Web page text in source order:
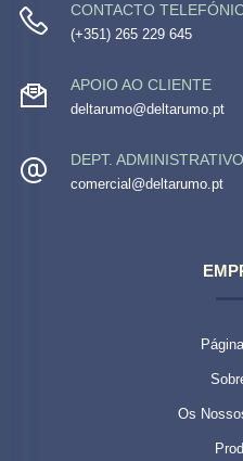
CONTACTO
(+351) 265 229 645
APOIO AO CLIENTE
deltarumo@deltarumo.pt
DEPT. ADMINISTRATIVO
comercial@deltarumo.pt
Os